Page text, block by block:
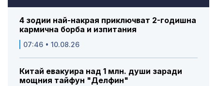
4 зодии най-накрая приключват 2-годишна
кармична борба и изпитания
07:46 • 10.08.26
Китай евакуира над 1 млн. души заради
мощния тайфун "Делфин"